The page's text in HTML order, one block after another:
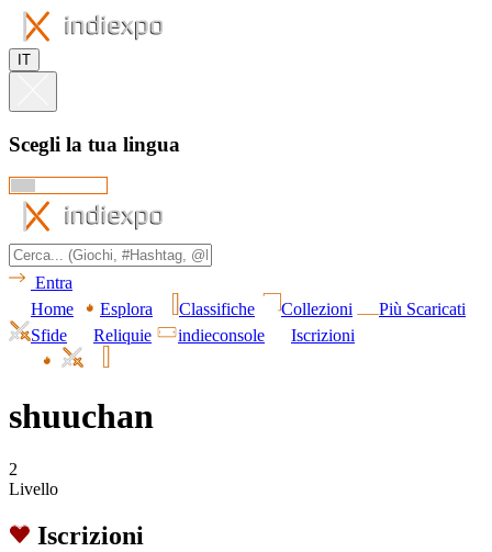
IT
Scegli la tua lingua
Entra
Home
Esplora Classifiche Collezioni
Più Scaricati
Sfide
Reliquie indieconsole Iscrizioni
shuuchan
2
Livello
Iscrizioni